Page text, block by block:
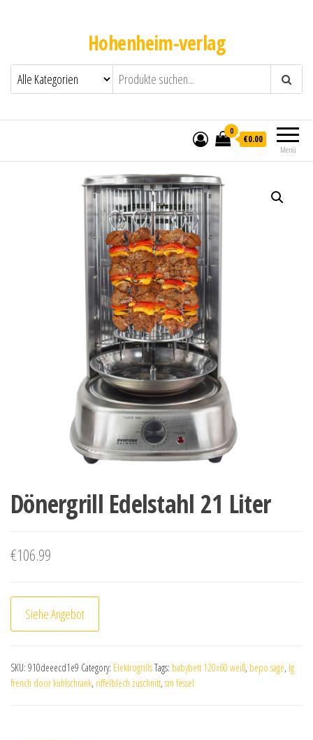
Hohenheim-verlag
Menü
0
€0.00
Dönergrill Edelstahl 21 Liter
€106.99
Siehe Angebot
SKU: 910deeecd1e9 Category: ElektrogrillsTags: babybett 120x60 weiß, bepo säge, lg
french door kühlschrank, riffelblech zuschnitt, sm fessel